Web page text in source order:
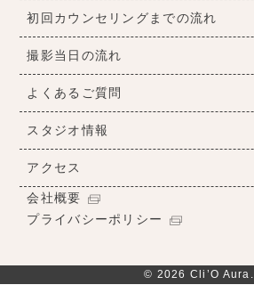
初回カウンセリングまでの流れ
撮影当日の流れ
よくあるご質問
スタジオ情報
アクセス
会社概要
プライバシーポリシー
© 2026 Cli’O Aura.